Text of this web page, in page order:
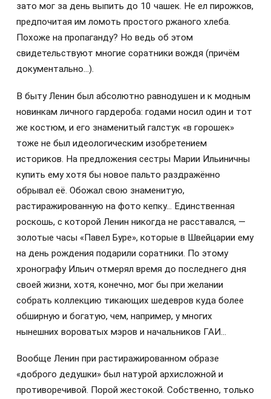
зато мог за день выпить до 10 чашек. Не ел пирожков,
предпочитая им ломоть простого ржаного хлеба.
Похоже на пропаганду? Но ведь об этом
свидетельствуют многие соратники вождя (причём
документально…).
В быту Ленин был абсолютно равнодушен и к модным
новинкам личного гардероба: годами носил один и тот
же костюм, и его знаменитый галстук «в горошек»
тоже не был идеологическим изобретением
историков. На предложения сестры Марии Ильиничны
купить ему хотя бы новое пальто раздражённо
обрывал её. Обожал свою знаменитую,
растиражированную на фото кепку… Единственная
роскошь, с которой Ленин никогда не расставался, —
золотые часы «Павел Буре», которые в Швейцарии ему
на день рождения подарили соратники. По этому
хронографу Ильич отмерял время до последнего дня
своей жизни, хотя, конечно, мог бы при желании
собрать коллекцию тикающих шедевров куда более
обширную и богатую, чем, например, у многих
нынешних вороватых мэров и начальников ГАИ…
Вообще Ленин при растиражированном образе
«доброго дедушки» был натурой архисложной и
противоречивой. Порой жестокой. Собственно, только